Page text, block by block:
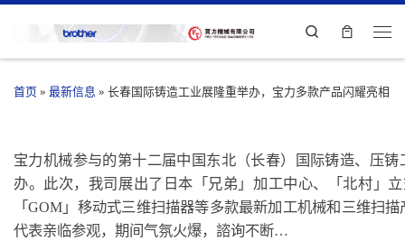
Search
首页 » 最新信息 » 长春国际铸造工业展隆重举办，宝力多款产品闪耀亮相
宝力机械参与的第十二届中国东北（长春）国际铸造、压
办。此次，我司展出了日本「兄弟」加工中心、「北村」
「GOM」移动式三维扫描器等多款最新加工机械和三维扫
代表亲临参观，期间气氛火爆，諮询不断…